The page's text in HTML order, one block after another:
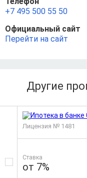
+7 495 500 55 50
Официальный сайт
Перейти на сайт
Другие
Лицензия № 1481
Ставка
от 7%